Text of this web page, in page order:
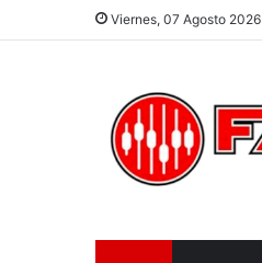
Viernes, 07 Agosto 2026